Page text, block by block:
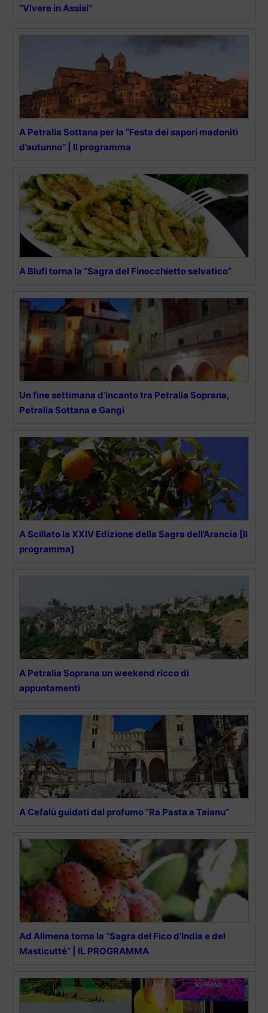
“Vivere in Assisi”
A Petralia Sottana per la “Festa dei sapori madoniti
d’autunno” | Il programma
A Blufi torna la “Sagra del Finocchietto selvatico”
Un fine settimana d’incanto tra Petralia Soprana,
Petralia Sottana e Gangi
A Scillato la XXIV Edizione della Sagra dell’Arancia [Il
programma]
A Petralia Soprana un weekend ricco di
appuntamenti
A Cefalù guidati dal profumo “Ra Pasta a Taianu”
Ad Alimena torna la “Sagra del Fico d’India e del
Masticutté” | IL PROGRAMMA